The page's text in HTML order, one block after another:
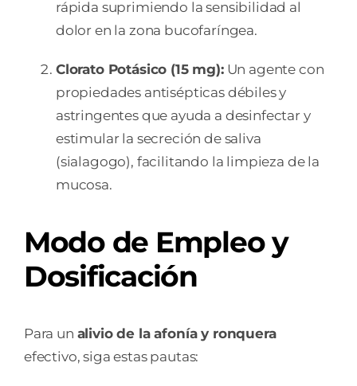
rápida suprimiendo la sensibilidad al
dolor en la zona bucofaríngea.
Clorato Potásico (15 mg):Un agente con
propiedades antisépticas débiles y
astringentes que ayuda a desinfectar y
estimular la secreción de saliva
(sialagogo), facilitando la limpieza de la
mucosa.
Modo de Empleo y
Dosificación
Para un alivio de la afonía y ronquera
efectivo, siga estas pautas: